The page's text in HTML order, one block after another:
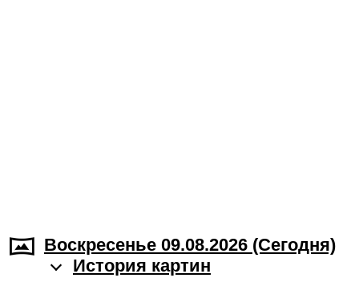
Воскресенье 09.08.2026 (Cегодня)
История картин